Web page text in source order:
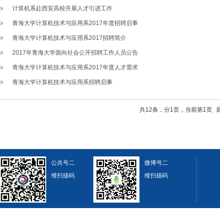
计算机系赴西安高校开展人才引进工作
青海大学计算机技术与应用系2017年度招聘启事
青海大学计算机技术与应用系2017招聘简介
2017年青海大学面向社会公开招聘工作人员公告
青海大学计算机技术与应用系2017年度人才需求
青海大学计算机技术与应用系招聘启事
共12条，分1页，当前第1页
公共号二
维扫描码
微博号二
维扫描码